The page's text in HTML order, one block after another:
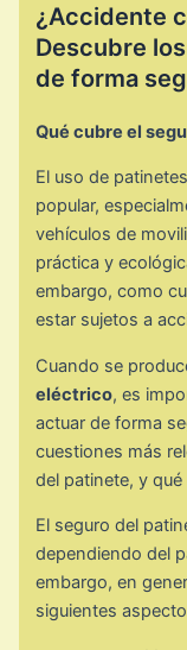
¿Accidente
Descubre
de forma
Qué cubre el
El uso de
popular,
vehículos de
práctica y
embargo, como
estar sujetos a
Cuando se
eléctrico, es
actuar de forma
cuestiones más
del patinete, y
El seguro del
dependiendo del
embargo, en
siguientes